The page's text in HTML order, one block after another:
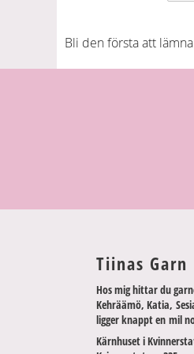
Bli den första att
Tiinas Garn
Hos mig hittar du
Kehräämö, Katia,
ligger knappt en mil
Kärnhuset i